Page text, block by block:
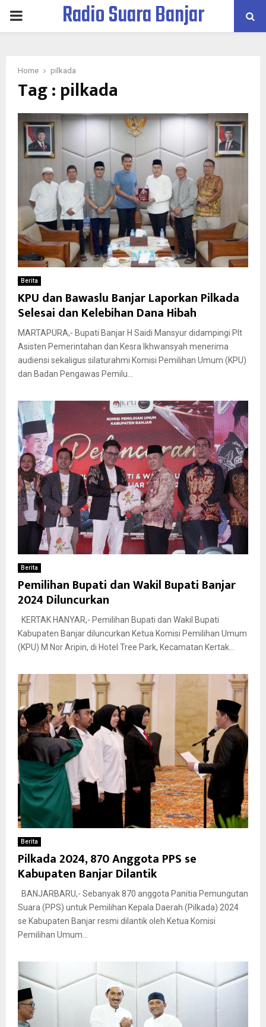
PRIMARYRadio Suara Banjar
Home pilkada
Tag : pilkada
Berita
KPU dan Bawaslu Banjar Laporkan Pilkada
Selesai dan Kelebihan Dana Hibah
MARTAPURA,- Bupati Banjar H Saidi Mansyur didampingi Plt
Asisten Pemerintahan dan Kesra Ikhwansyah menerima
audiensi sekaligus silaturahmi Komisi Pemilihan Umum (KPU)
dan Badan Pengawas Pemilu...
Berita
Pemilihan Bupati dan Wakil Bupati Banjar
2024 Diluncurkan
KERTAK HANYAR,- Pemilihan Bupati dan Wakil Bupati
Kabupaten Banjar diluncurkan Ketua Komisi Pemilihan Umum
(KPU) M Nor Aripin, di Hotel Tree Park, Kecamatan Kertak...
Berita
Pilkada 2024, 870 Anggota PPS se
Kabupaten Banjar Dilantik
BANJARBARU,- Sebanyak 870 anggota Panitia Pemungutan
Suara (PPS) untuk Pemilihan Kepala Daerah (Pilkada) 2024
se Kabupaten Banjar resmi dilantik oleh Ketua Komisi
Pemilihan Umum...